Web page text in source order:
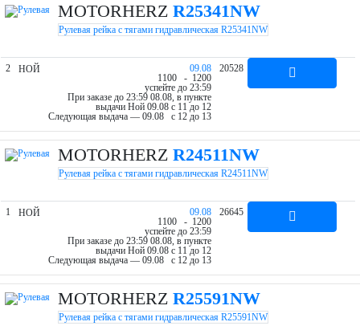
MOTORHERZ R25341NW
Рулевая рейка с тягами гидравлическая R25341NW
2 НОЙ
09.08
1100 - 1200
успейте до 23:59
При заказе до 23:59 08.08, в пункте
выдачи Ной 09.08 c 11 до 12
Следующая выдача — 09.08 c 12 до 13
20528
MOTORHERZ R24511NW
Рулевая рейка с тягами гидравлическая R24511NW
1 НОЙ
09.08
1100 - 1200
успейте до 23:59
При заказе до 23:59 08.08, в пункте
выдачи Ной 09.08 c 11 до 12
Следующая выдача — 09.08 c 12 до 13
26645
MOTORHERZ R25591NW
Рулевая рейка с тягами гидравлическая R25591NW